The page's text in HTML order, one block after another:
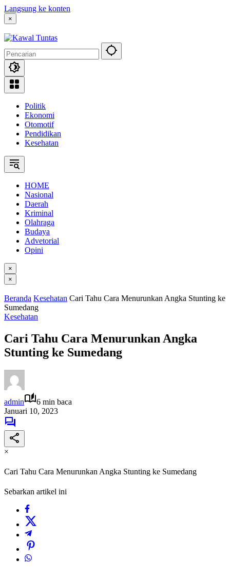
Langsung ke konten
×
Politik
Ekonomi
Otomotif
Pendidikan
Kesehatan
HOME
Nasional
Daerah
Kriminal
Olahraga
Budaya
Advetorial
Opini
×
×
Beranda Kesehatan Cari Tahu Cara Menurunkan Angka Stunting ke
Sumedang
Kesehatan
Cari Tahu Cara Menurunkan Angka
Stunting ke Sumedang
admin
6 min baca
Januari 10, 2023
×
Cari Tahu Cara Menurunkan Angka Stunting ke Sumedang
Sebarkan artikel ini